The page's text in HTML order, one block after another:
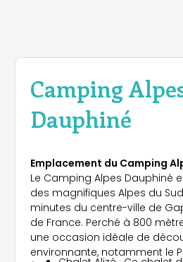
Camping
Dauphiné
Emplacement du Camping
Le Camping Alpes Dauphiné
des magnifiques Alpes du
minutes du centre-ville de
de France. Perché à 800
une occasion idéale de
environnante, notamment le